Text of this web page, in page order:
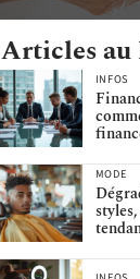
Articles au
INFOS
MODE